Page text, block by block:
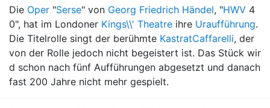
Die Oper "Serse" von Georg Friedrich Händel, "HWV 4
0", hat im Londoner Kings\\' Theatre ihre Uraufführung.
Die Titelrolle singt der berühmte KastratCaffarelli, der
von der Rolle jedoch nicht begeistert ist. Das Stück wir
d schon nach fünf Aufführungen abgesetzt und danach
fast 200 Jahre nicht mehr gespielt.